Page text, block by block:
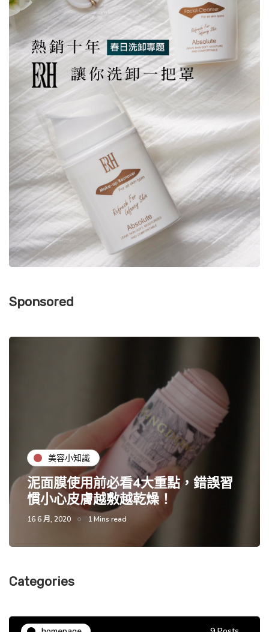
Sponsored
美容小知識
泥面膜使用前必看4大重點，錯誤習
慣小心皮膚越敷越乾燥！
16 6 月, 2020 1 Mins read
Categories